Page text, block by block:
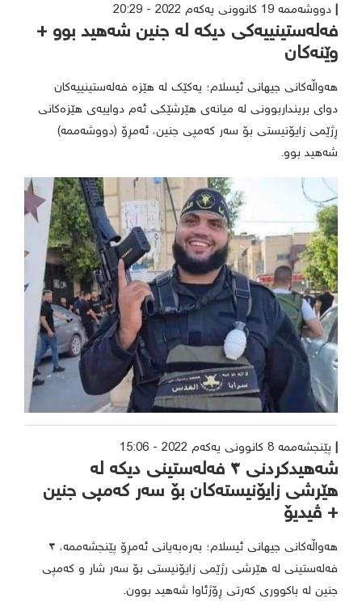
دووشەممە 19 کانوونی یەکەم 2022 - 20:29
فەلەستینییەکی دیکە لە جنین شەهید بوو +
وێنەکان
هەواڵەکانی جیهانی ئیسلام؛ یەکێک لە هێزە فەلەستینییەکان
دوای برینداربوونی لە میانەی هێرشێکی ئەم دواییەی هێزەکانی
ڕژێمی زایۆنیستی بۆ سەر کەمپی جنین، ئەمڕۆ (دووشەممە)
شەهید بوو.
پێنجشەممە 8 کانوونی یەکەم 2022 - 15:06
شەهیدکردنی ٣ فەلەستینی دیکە لە
هێرشی زایۆنیستەکان بۆ سەر کەمپی جنین
+ ڤیدیۆ
هەواڵەکانی جیهانی ئیسلام؛ بەرەبەیانی ئەمڕۆ پێنجشەممە، ٣
فەلەستینی لە هێرشی رژێمی زایۆنیستی بۆ سەر شار و کەمپی
جنین لە باکووری کەرتی ڕۆژئاوا شەهید بوون.